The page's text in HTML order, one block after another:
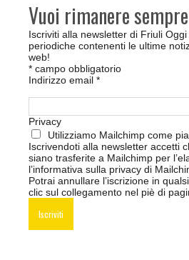
Vuoi rimanere
Iscriviti alla newsletter di Friuli
periodiche contenenti le ultime
web!
* campo obbligatorio
Indirizzo email *
Privacy
Utilizziamo Mailchimp come
Iscrivendoti alla newsletter accetti
siano trasferite a Mailchimp per
l’informativa sulla privacy di
Potrai annullare l’iscrizione in
clic sul collegamento nel piè di